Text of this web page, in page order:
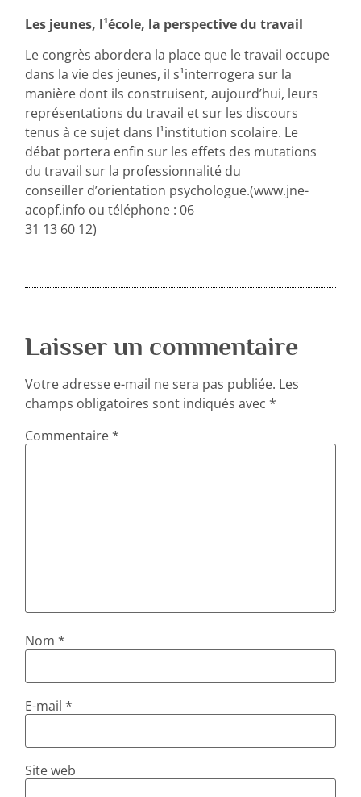
Les jeunes, l¹école, la perspective du travail
Le congrès abordera la place que le travail occupe
dans la vie des jeunes, il s¹interrogera sur la
manière dont ils construisent, aujourd’hui, leurs
représentations du travail et sur les discours
tenus à ce sujet dans l¹institution scolaire. Le
débat portera enfin sur les effets des mutations
du travail sur la professionnalité du
conseiller d’orientation psychologue.(www.jne-
acopf.info ou téléphone : 06
31 13 60 12)
Laisser un commentaire
Votre adresse e-mail ne sera pas publiée. Les
champs obligatoires sont indiqués avec*
Commentaire*
Nom*
E-mail*
Site web